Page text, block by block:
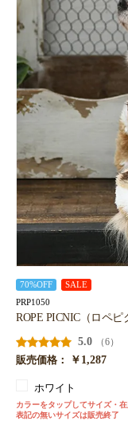
70%OFF SALE
PRP1050
ROPE PICNIC（ロペ
5.0
（6）
販売価格：
￥1,287
ホワイト
カラーをタップしてサイズ・
表記の無いサイズは販売終了
お買い